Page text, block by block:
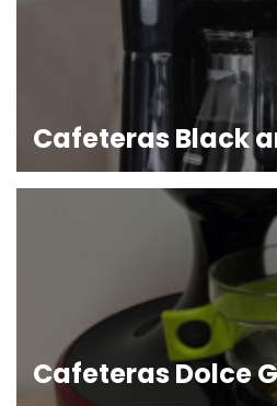
Cafeteras Black
Cafeteras Dolce